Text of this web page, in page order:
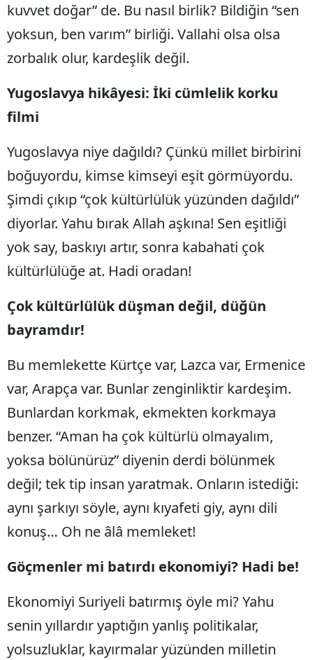
kuvvet doğar” de. Bu nasıl birlik? Bildiğin “sen
yoksun, ben varım” birliği. Vallahi olsa olsa
zorbalık olur, kardeşlik değil.
Yugoslavya hikâyesi: İki cümlelik korku
filmi
Yugoslavya niye dağıldı? Çünkü millet birbirini
boğuyordu, kimse kimseyi eşit görmüyordu.
Şimdi çıkıp “çok kültürlülük yüzünden dağıldı”
diyorlar. Yahu bırak Allah aşkına! Sen eşitliği
yok say, baskıyı artır, sonra kabahati çok
kültürlülüğe at. Hadi oradan!
Çok kültürlülük düşman değil, düğün
bayramdır!
Bu memlekette Kürtçe var, Lazca var, Ermenice
var, Arapça var. Bunlar zenginliktir kardeşim.
Bunlardan korkmak, ekmekten korkmaya
benzer. “Aman ha çok kültürlü olmayalım,
yoksa bölünürüz” diyenin derdi bölünmek
değil; tek tip insan yaratmak. Onların istediği:
aynı şarkıyı söyle, aynı kıyafeti giy, aynı dili
konuş… Oh ne âlâ memleket!
Göçmenler mi batırdı ekonomiyi? Hadi be!
Ekonomiyi Suriyeli batırmış öyle mi? Yahu
senin yıllardır yaptığın yanlış politikalar,
yolsuzluklar, kayırmalar yüzünden milletin